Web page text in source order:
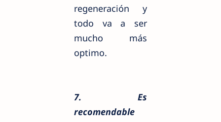
regeneración y
todo va a ser
mucho más
optimo.
7. Es
recomendable